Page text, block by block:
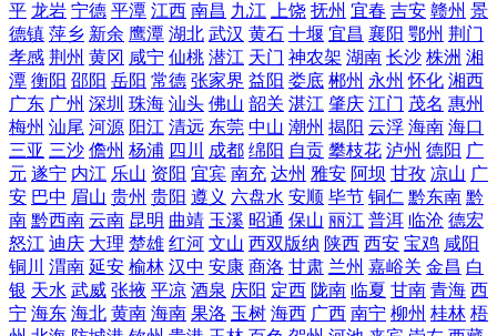
平 龙岩 宁德 平潭 江西 南昌 九江 上饶 抚州 宜春 吉安 赣州 景
德镇 萍乡 新余 鹰潭 湖北 武汉 黄石 十堰 宜昌 襄阳 鄂州 荆门
孝感 荆州 黄冈 咸宁 仙桃 潜江 天门 神农架 湖南 长沙 株洲 湘
潭 衡阳 邵阳 岳阳 常德 张家界 益阳 娄底 郴州 永州 怀化 湘西
广东 广州 深圳 珠海 汕头 佛山 韶关 湛江 肇庆 江门 茂名 惠州
梅州 汕尾 河源 阳江 清远 东莞 中山 潮州 揭阳 云浮 海南 海口
三亚 三沙 儋州 杨浦 四川 成都 绵阳 自贡 攀枝花 泸州 德阳 广
元 遂宁 内江 乐山 资阳 宜宾 南充 达州 雅安 阿坝 甘孜 凉山 广
安 巴中 眉山 贵州 贵阳 遵义 六盘水 安顺 毕节 铜仁 黔东南 黔
南 黔西南 云南 昆明 曲靖 玉溪 昭通 保山 丽江 普洱 临沧 德宏
怒江 迪庆 大理 楚雄 红河 文山 西双版纳 陕西 西安 宝鸡 咸阳
铜川
渭南 延安 榆林 汉中 安康 商洛 甘肃 兰州 嘉峪关 金昌 白
银 天水 武威 张掖 平凉 酒泉 庆阳 定西 陇南 临夏 甘南 青海 西
宁 海东 海北 黄南 海南 果洛 玉树 海西 广西 南宁 柳州 桂林 梧